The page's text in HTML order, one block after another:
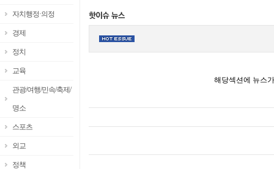
자치행정·의정
경제
정치
교육
관광/여행/민속/축제/
명소
스포츠
외교
정책
해당섹션에 뉴스